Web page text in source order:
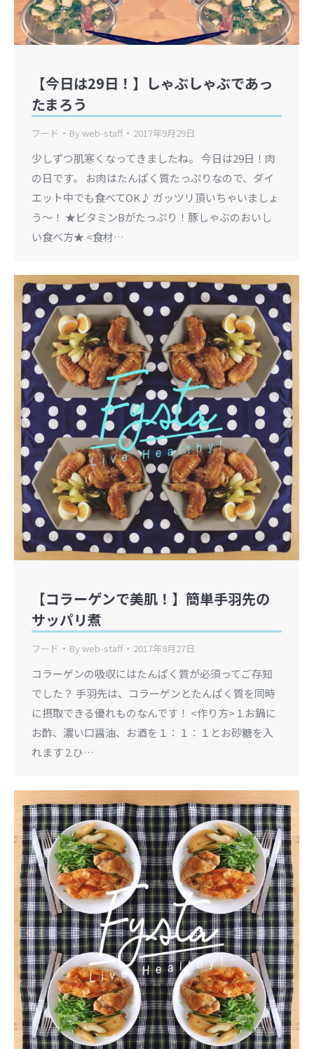
【今日は29日！】しゃぶしゃぶであっ
たまろう
フード Byweb-staff 2017年9月29日
少しずつ肌寒くなってきましたね。 今日は29日！肉
の日です。 お肉はたんぱく質たっぷりなので、ダイ
エット中でも食べてOK♪ ガッツリ頂いちゃいましょ
う～！ ★ビタミンBがたっぷり！豚しゃぶのおいし
い食べ方★ <食材…
【コラーゲンで美肌！】簡単手羽先の
サッパリ煮
フード Byweb-staff 2017年9月27日
コラーゲンの吸収にはたんぱく質が必須ってご存知
でした？ 手羽先は、コラーゲンとたんぱく質を同時
に摂取できる優れものなんです！ <作り方> 1.お鍋に
お酢、濃い口醤油、お酒を１：１：１とお砂糖を入
れます 2.ひ…